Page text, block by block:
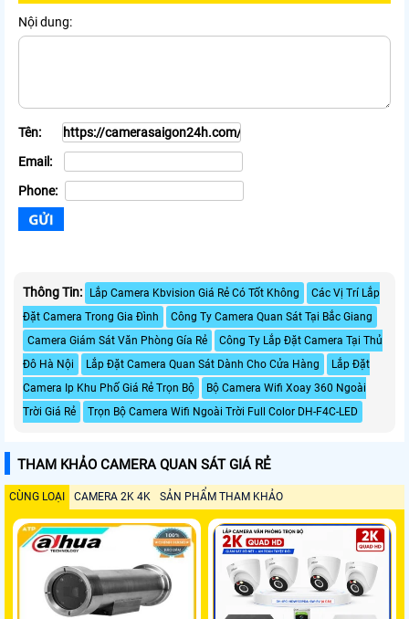
Nội dung:
Tên:
Email:
Phone:
Thông Tin: Lắp Camera Kbvision Giá Rẻ Có Tốt Không
Các Vị Trí Lắp
Đặt Camera Trong Gia Đình
Công Ty Camera Quan Sát Tại Bắc Giang
Camera Giám Sát Văn Phòng Gía Rẻ
Công Ty Lắp Đặt Camera Tại Thủ
Đô Hà Nội
Lắp Đặt Camera Quan Sát Dành Cho Cửa Hàng
Lắp Đặt
Camera Ip Khu Phố Giá Rẻ Trọn Bộ
Bộ Camera Wifi Xoay 360 Ngoài
Trời Giá Rẻ
Trọn Bộ Camera Wifi Ngoài Trời Full Color DH-F4C-LED
THAM KHẢO CAMERA QUAN SÁT GIÁ RẺ
CÙNG LOẠI CAMERA 2K 4K SẢN PHẨM THAM KHẢO